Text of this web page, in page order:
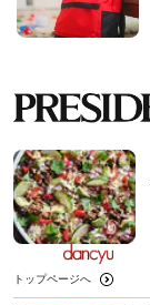
トップページへ